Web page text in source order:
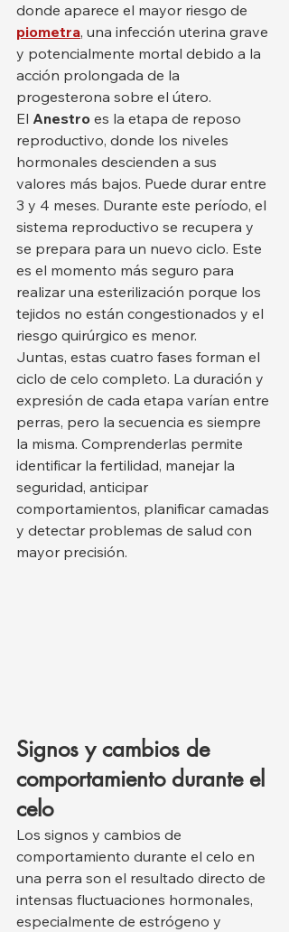
donde aparece el mayor riesgo de
piometra, una infección uterina grave
y potencialmente mortal debido a la
acción prolongada de la
progesterona sobre el útero.
El Anestro es la etapa de reposo
reproductivo, donde los niveles
hormonales descienden a sus
valores más bajos. Puede durar entre
3 y 4 meses. Durante este período, el
sistema reproductivo se recupera y
se prepara para un nuevo ciclo. Este
es el momento más seguro para
realizar una esterilización porque los
tejidos no están congestionados y el
riesgo quirúrgico es menor.
Juntas, estas cuatro fases forman el
ciclo de celo completo. La duración y
expresión de cada etapa varían entre
perras, pero la secuencia es siempre
la misma. Comprenderlas permite
identificar la fertilidad, manejar la
seguridad, anticipar
comportamientos, planificar camadas
y detectar problemas de salud con
mayor precisión.
Signos y cambios de
comportamiento durante el
celo
Los signos y cambios de
comportamiento durante el celo en
una perra son el resultado directo de
intensas fluctuaciones hormonales,
especialmente de estrógeno y